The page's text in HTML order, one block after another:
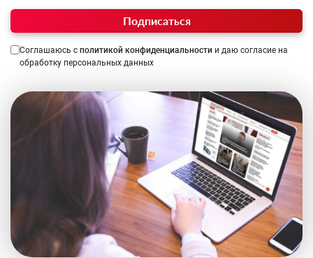
Подписаться
Соглашаюсь с политикой конфиденциальности и даю согласие на
обработку персональных данных